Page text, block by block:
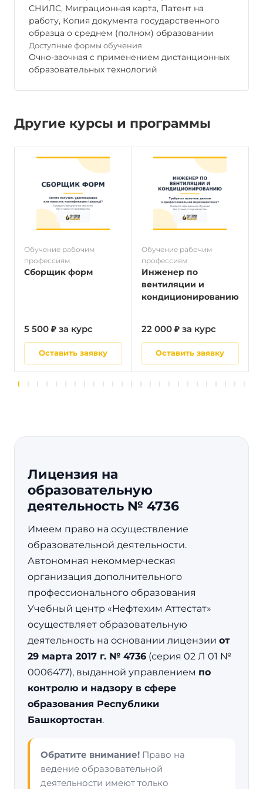
СНИЛС, Миграционная карта, Патент на
работу, Копия документа государственного
образца о среднем (полном) образовании
Доступные формы обучения
Очно-заочная с применением дистанционных
образовательных технологий
Другие курсы и программы
Обучение рабочим
профессиям
Сборщик форм
5 500 ₽ за курс
Оставить заявку
Обучение рабочим
профессиям
Инженер по
вентиляции и
кондиционированию
22 000 ₽ за курс
Оставить заявку
Лицензия на
образовательную
деятельность № 4736
Имеем право на осуществление
образовательной деятельности.
Автономная некоммерческая
организация дополнительного
профессионального образования
Учебный центр «Нефтехим Аттестат»
осуществляет образовательную
деятельность на основании лицензии от
29 марта 2017 г. № 4736 (серия 02 Л 01 №
0006477), выданной управлением по
контролю и надзору в сфере
образования Республики
Башкортостан.
Обратите внимание! Право на
ведение образовательной
деятельности имеют только